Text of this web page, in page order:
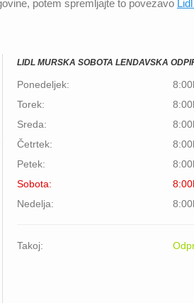
potem spremljajte to povezavo
LIDL MURSKA SOBOTA LENDAVSKA
Ponedeljek:
Torek:
Sreda:
Četrtek:
Petek:
Sobota:
Nedelja:
Takoj: